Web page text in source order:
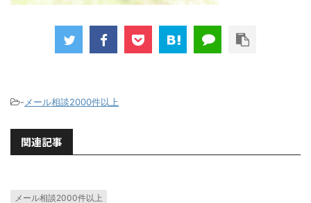
- メール相談2000件以上
関連記事
メール相談2000件以上